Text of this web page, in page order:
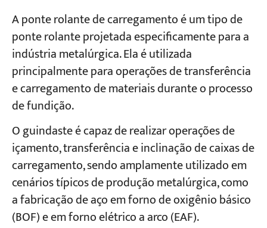
A ponte rolante de carregamento é um tipo de
ponte rolante projetada especificamente para a
indústria metalúrgica. Ela é utilizada
principalmente para operações de transferência
e carregamento de materiais durante o processo
de fundição.
O guindaste é capaz de realizar operações de
içamento, transferência e inclinação de caixas de
carregamento, sendo amplamente utilizado em
cenários típicos de produção metalúrgica, como
a fabricação de aço em forno de oxigênio básico
(BOF) e em forno elétrico a arco (EAF).